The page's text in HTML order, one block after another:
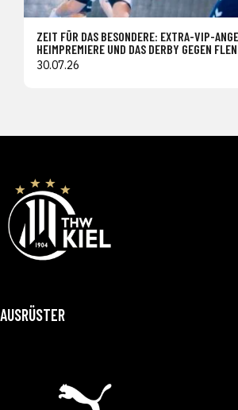
ZEIT FÜR DAS BESONDERE: EXTRA-VIP-
HEIMPREMIERE UND DAS DERBY GEGEN
30.07.26
AUSRÜSTER